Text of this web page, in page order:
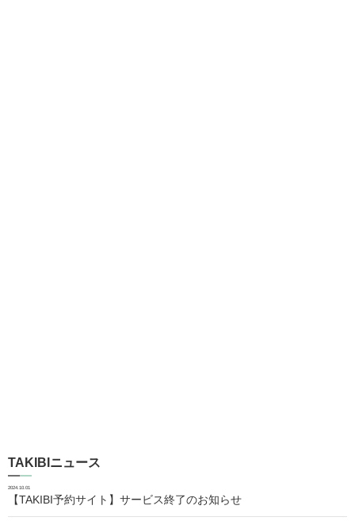
TAKIBIニュース
2024.10.01
【TAKIBI予約サイト】サービス終了のお知らせ